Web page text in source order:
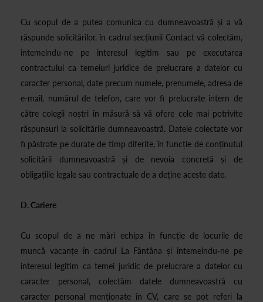
Cu scopul de a putea comunica cu dumneavoastră și a vă
răspunde solicitărilor, în cadrul secțiunii Contact vă colectăm,
întemeindu-ne pe interesul legitim sau pe executarea
contractului ca temeiuri juridice de prelucrare a datelor cu
caracter personal, date precum numele, prenumele, adresa de
e-mail, numărul de telefon, care vor fi prelucrate intern de
către colegii noștri în măsură să vă ofere cele mai potrivite
răspunsuri la solicitările dumneavoastră. Datele colectate vor
fi păstrate pe durate de timp diferite, în funcție de conținutul
solicitării dumneavoastră și de nevoia concretă și de
obligațiile legale sau contractuale de a deține aceste date.
D. Cariere
Cu scopul de a ne mări echipa în funcție de locurile de
muncă vacanțe în cadrul La Fântâna și întemeindu-ne pe
interesul legitim ca temei juridic de prelucrare a datelor cu
caracter personal, colectăm datele dumneavoastră cu
caracter personal menționate în CV, care se pot referi la